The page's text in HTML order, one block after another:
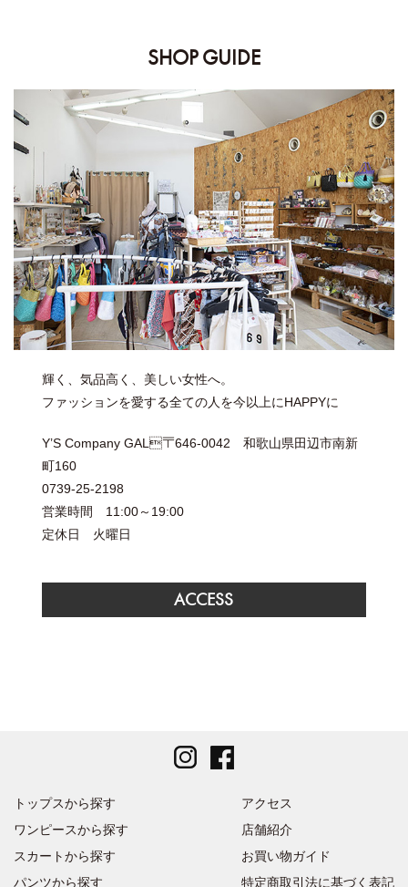
SHOP GUIDE
輝く、気品高く、美しい女性へ。
ファッションを愛する全ての人を今以上にHAPPYに
Y’S Company GAL〒646-0042 和歌山県田辺市南新
町160
0739-25-2198
営業時間 11:00～19:00
定休日 火曜日
ACCESS
トップスから探す
ワンピースから探す
スカートから探す
パンツから探す
アクセス
店舗紹介
お買い物ガイド
特定商取引法に基づく表記